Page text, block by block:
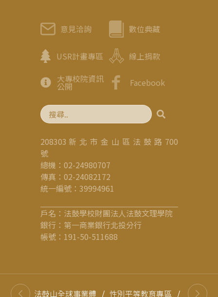
意見洽詢 數位典藏
USR計畫專區
線上捐款
大專校院資訊
公開 Facebook
208303 新 北 市 金 山 區 法 鼓 路 700
號
總機：02-24980707
傳真：02-24082172
統一編號：39994961
戶名：法鼓學校財團法人法鼓文理學院
銀行：第一商業銀行北投分行
帳號：191-50-511688
法鼓山全球事業體 / 性別平等教育專區 / 高等教